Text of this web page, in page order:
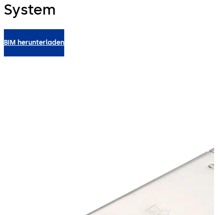
System
BIM herunterladen